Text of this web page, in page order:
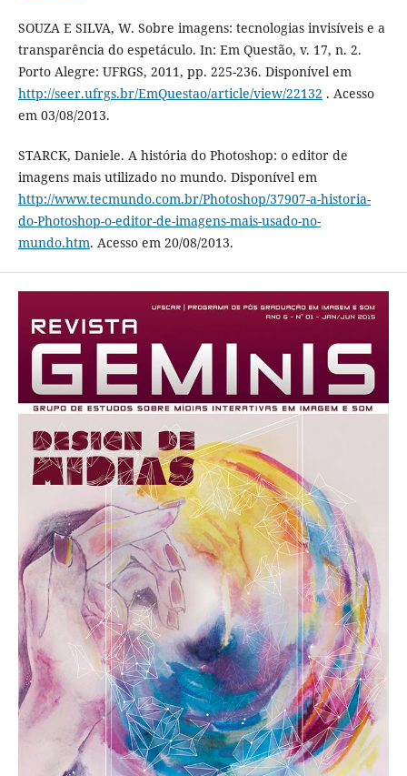
SOUZA E SILVA, W. Sobre imagens: tecnologias invisíveis e a
transparência do espetáculo. In: Em Questão, v. 17, n. 2.
Porto Alegre: UFRGS, 2011, pp. 225-236. Disponível em
http://seer.ufrgs.br/EmQuestao/article/view/22132 . Acesso
em 03/08/2013.
STARCK, Daniele. A história do Photoshop: o editor de
imagens mais utilizado no mundo. Disponível em
http://www.tecmundo.com.br/Photoshop/37907-a-historia-
do-Photoshop-o-editor-de-imagens-mais-usado-no-
mundo.htm. Acesso em 20/08/2013.